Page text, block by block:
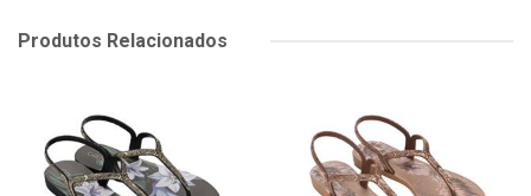
Produtos Relacionados